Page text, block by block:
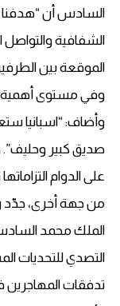
السادس أن “هدفنا
الشفافية والتواصل
الموقعة بين
وفي ‏مستوى أهمية
وأضاف: “اسبانيا
صديق كبير وحليف”.
على الدوام
من جهة أخرى، جدّد
الملك محمد
التصدي للتحديات
تدفقات المهاجرين